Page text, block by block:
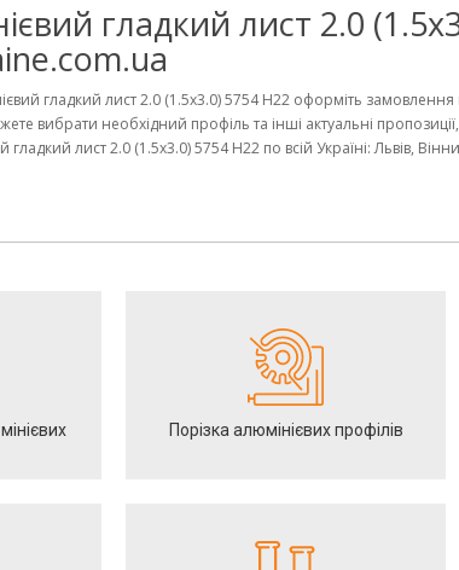
гладкий лист 2.0
гладкий лист 2.0 (1.5х3.0) 5754 Н22 оформіть
вибрати необхідний профіль та інші актуальні
гладкий лист 2.0 (1.5х3.0) 5754 Н22 по всій Україні: Львів,
Порізка алюмінієвих профілів